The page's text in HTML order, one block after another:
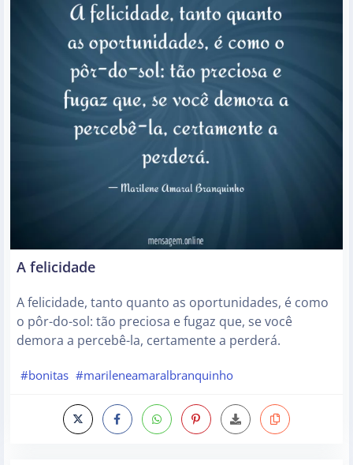
A felicidade
A felicidade, tanto quanto as oportunidades, é como
o pôr-do-sol: tão preciosa e fugaz que, se você
demora a percebê-la, certamente a perderá.
#bonitas #marileneamaralbranquinho